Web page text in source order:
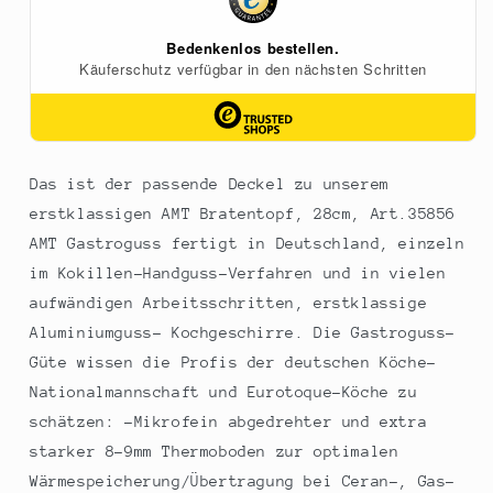
St
Das ist der passende Deckel zu unserem
erstklassigen AMT Bratentopf, 28cm, Art.35856
AMT Gastroguss fertigt in Deutschland, einzeln
im Kokillen-Handguss-Verfahren und in vielen
aufwändigen Arbeitsschritten, erstklassige
Aluminiumguss- Kochgeschirre. Die Gastroguss-
Güte wissen die Profis der deutschen Köche-
Nationalmannschaft und Eurotoque-Köche zu
schätzen: -Mikrofein abgedrehter und extra
starker 8-9mm Thermoboden zur optimalen
Wärmespeicherung/Übertragung bei Ceran-, Gas-